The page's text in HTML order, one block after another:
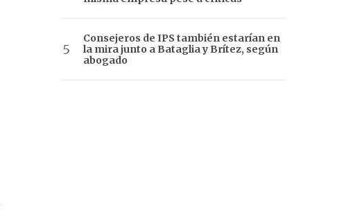
Consejeros de IPS también estarían en
la mira junto a Bataglia y Brítez, según
abogado